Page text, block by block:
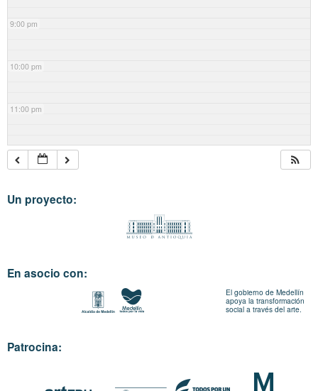
9:00 pm
10:00 pm
11:00 pm
Un proyecto:
En asocio con:
El gobierno de Medellín
apoya la transformación
social a través del arte.
Patrocina: